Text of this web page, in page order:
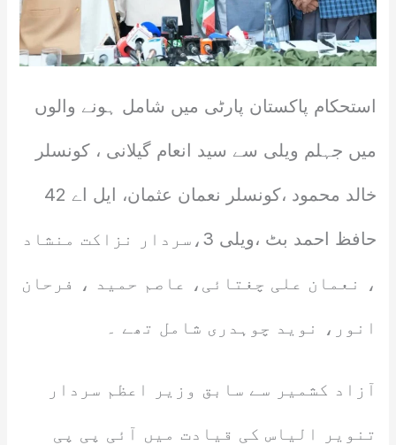
استحکام پاکستان پارٹی میں شامل ہونے والوں
میں جہلم ویلی سے سید انعام گیلانی ، کونسلر
خالد محمود ،کونسلر نعمان عثمان، ایل اے 42
حافظ احمد بٹ ،ویلی 3،سردار نزاکت منشاد
، نعمان علی چغتائی، عاصم حمید ، فرحان
انور، نوید چوہدری شامل تھے ۔
آزاد کشمیر سے سابق وزیر اعظم سردار
تنویر الیاس کی قیادت میں آئی پی پی